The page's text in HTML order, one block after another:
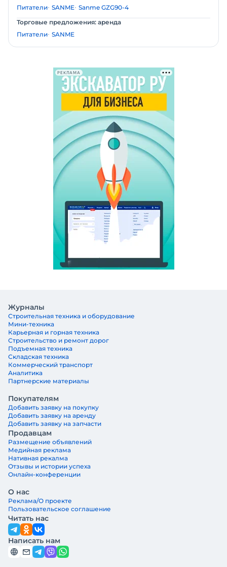
Питатели SANME Sanme GZG90-4
Торговые предложения: аренда
Питатели SANME
РЕКЛАМА
Журналы
Строительная техника и оборудование
Мини-техника
Карьерная и горная техника
Строительство и ремонт дорог
Подъемная техника
Складская техника
Коммерческий транспорт
Аналитика
Партнерские материалы
Покупателям
Добавить заявку на покупку
Добавить заявку на аренду
Добавить заявку на запчасти
Продавцам
Размещение объявлений
Медийная реклама
Нативная рекалма
Отзывы и истории успеха
Онлайн-конференции
О нас
Реклама/О проекте
Пользовательское соглашение
Читать нас
Написать нам